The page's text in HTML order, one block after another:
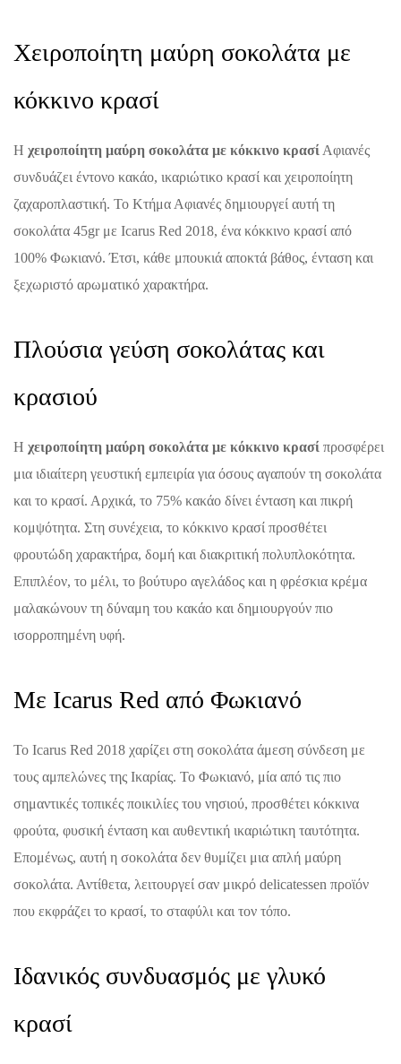
Χειροποίητη μαύρη σοκολάτα με
κόκκινο κρασί
Η χειροποίητη μαύρη σοκολάτα με κόκκινο κρασί Αφιανές
συνδυάζει έντονο κακάο, ικαριώτικο κρασί και χειροποίητη
ζαχαροπλαστική. Το Κτήμα Αφιανές δημιουργεί αυτή τη
σοκολάτα 45gr με Icarus Red 2018, ένα κόκκινο κρασί από
100% Φωκιανό. Έτσι, κάθε μπουκιά αποκτά βάθος, ένταση και
ξεχωριστό αρωματικό χαρακτήρα.
Πλούσια γεύση σοκολάτας και
κρασιού
Η χειροποίητη μαύρη σοκολάτα με κόκκινο κρασί προσφέρει
μια ιδιαίτερη γευστική εμπειρία για όσους αγαπούν τη σοκολάτα
και το κρασί. Αρχικά, το 75% κακάο δίνει ένταση και πικρή
κομψότητα. Στη συνέχεια, το κόκκινο κρασί προσθέτει
φρουτώδη χαρακτήρα, δομή και διακριτική πολυπλοκότητα.
Επιπλέον, το μέλι, το βούτυρο αγελάδος και η φρέσκια κρέμα
μαλακώνουν τη δύναμη του κακάο και δημιουργούν πιο
ισορροπημένη υφή.
Με Icarus Red από Φωκιανό
Το Icarus Red 2018 χαρίζει στη σοκολάτα άμεση σύνδεση με
τους αμπελώνες της Ικαρίας. Το Φωκιανό, μία από τις πιο
σημαντικές τοπικές ποικιλίες του νησιού, προσθέτει κόκκινα
φρούτα, φυσική ένταση και αυθεντική ικαριώτικη ταυτότητα.
Επομένως, αυτή η σοκολάτα δεν θυμίζει μια απλή μαύρη
σοκολάτα. Αντίθετα, λειτουργεί σαν μικρό delicatessen προϊόν
που εκφράζει το κρασί, το σταφύλι και τον τόπο.
Ιδανικός συνδυασμός με γλυκό
κρασί